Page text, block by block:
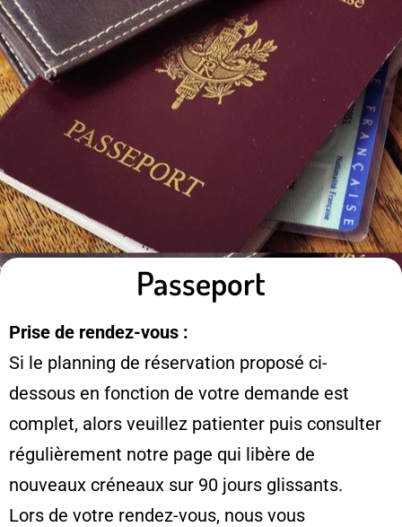
Passeport
Prise de rendez-vous :
Si le planning de réservation proposé ci-
dessous en fonction de votre demande est
complet, alors veuillez patienter puis consulter
régulièrement notre page qui libère de
nouveaux créneaux sur 90 jours glissants.
Lors de votre rendez-vous, nous vous